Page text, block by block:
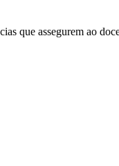
que assegurem ao